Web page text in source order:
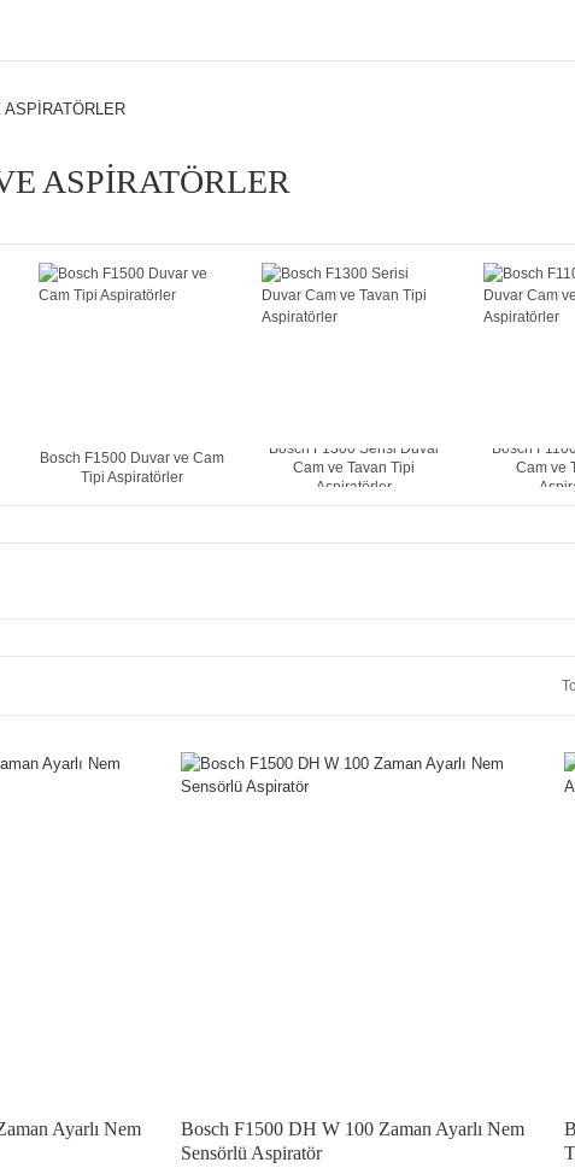
ASPİRATÖRLER
ASPİRATÖRLER
Bosch F1500 Duvar ve Cam
Tipi Aspiratörler
Bosch F1300 Serisi Duvar
Cam ve Tavan Tipi
Aspiratörler
Bosch
Cam ve
Ayarlı Nem
Bosch F1500 DH W 100 Zaman Ayarlı Nem
Sensörlü Aspiratör